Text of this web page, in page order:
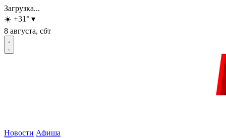
Загрузка...
☀️ +31° ▾
8 августа, сбт
Новости Афиша